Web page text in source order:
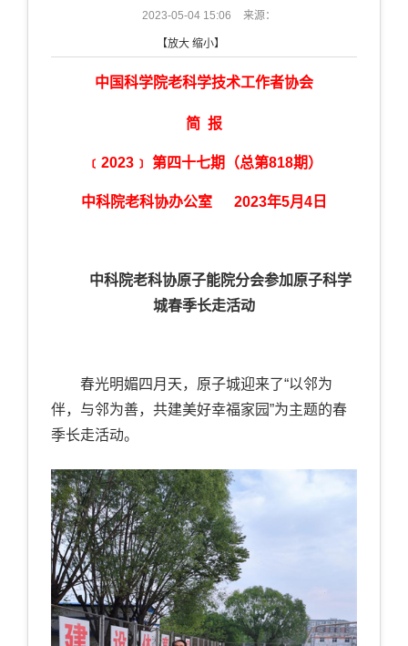
2023-05-04 15:06 来源：
【放大 缩小】
中国科学院老科学技术工作者协会
简 报
﹝2023﹞ 第四十七期（总第818期）
中科院老科协办公室 2023年5月4日
中科院老科协原子能院分会参加原子科学
城春季长走活动
春光明媚四月天，原子城迎来了“以邻为
伴，与邻为善，共建美好幸福家园”为主题的春
季长走活动。